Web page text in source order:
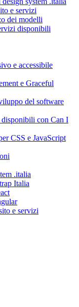
e servizi
dei modelli
disponibili
e accessibile
e Graceful
del software
con Can I
CSS e JavaScript
.italia
Italia
e servizi